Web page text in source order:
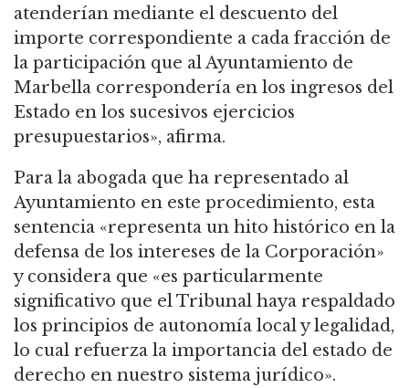
atenderían mediante el descuento del
importe correspondiente a cada fracción de
la participación que al Ayuntamiento de
Marbella correspondería en los ingresos del
Estado en los sucesivos ejercicios
presupuestarios», afirma.
Para la abogada que ha representado al
Ayuntamiento en este procedimiento, esta
sentencia «representa un hito histórico en la
defensa de los intereses de la Corporación»
y considera que «es particularmente
significativo que el Tribunal haya respaldado
los principios de autonomía local y legalidad,
lo cual refuerza la importancia del estado de
derecho en nuestro sistema jurídico».